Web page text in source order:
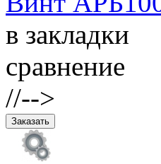
в закладки
сравнение
//-->